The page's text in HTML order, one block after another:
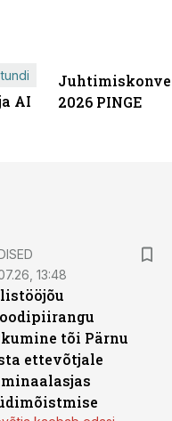
AI
2026 PINGE
13:48
tõi Pärnu
ettevõtjale